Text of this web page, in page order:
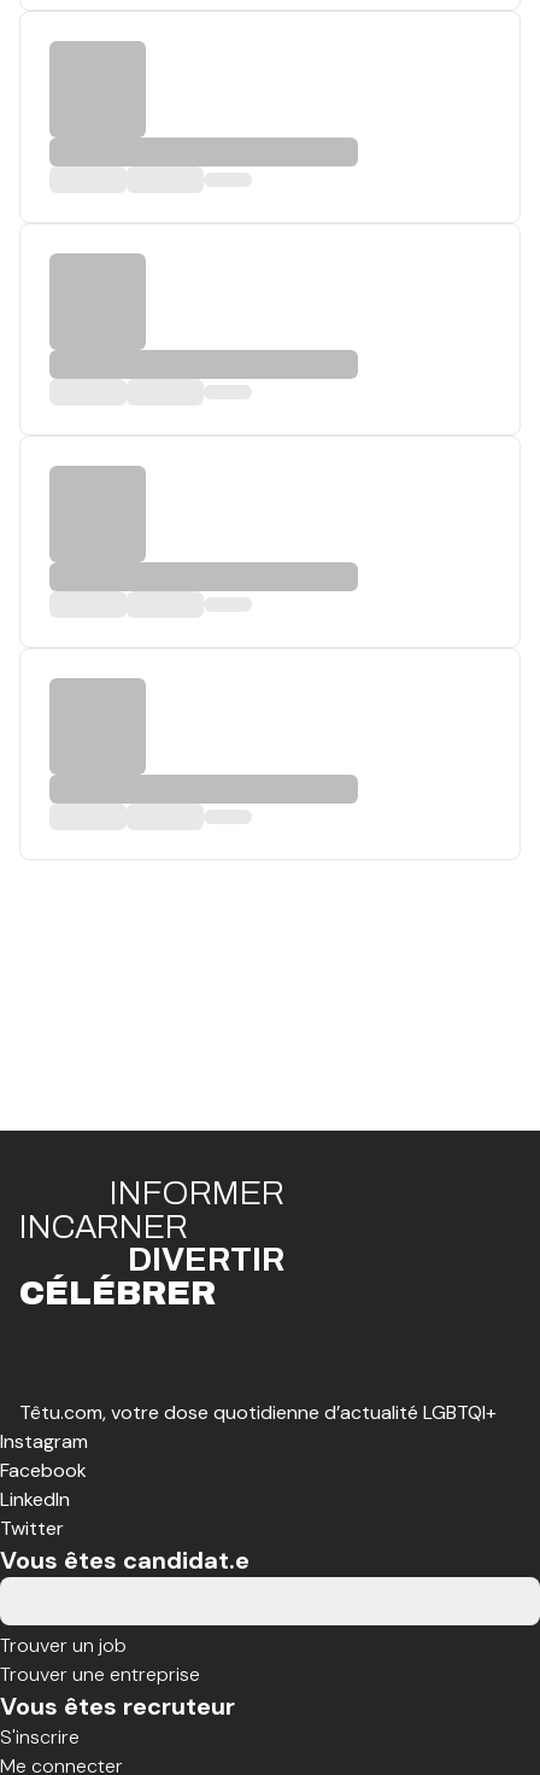
INFORMER
INCARNER
DIVERTIR
CÉLÉBRER
Têtu.com, votre dose quotidienne d’actualité LGBTQI+
Instagram
Facebook
LinkedIn
Twitter
Vous êtes candidat.e
Trouver un job
Trouver une entreprise
Vous êtes recruteur
S'inscrire
Me connecter